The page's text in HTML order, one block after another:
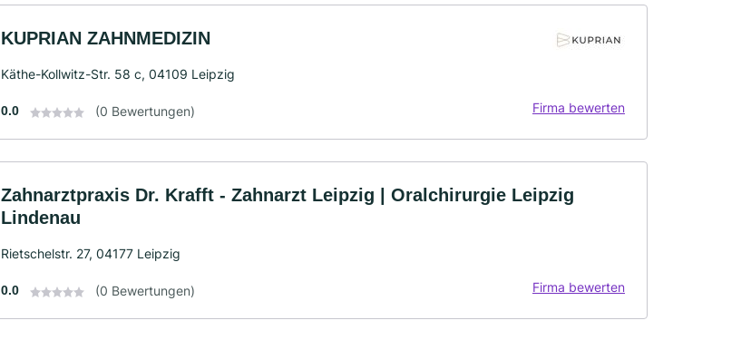
KUPRIAN ZAHNMEDIZIN
Käthe-Kollwitz-Str. 58 c, 04109 Leipzig
0.0 (0 Bewertungen) Firma bewerten
Zahnarztpraxis Dr. Krafft - Zahnarzt Leipzig | Oralchirurgie Leipzig
Lindenau
Rietschelstr. 27, 04177 Leipzig
0.0 (0 Bewertungen) Firma bewerten